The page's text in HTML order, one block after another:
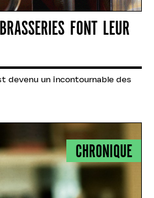
FONT LEUR
devenu un incontournable des
CHRONIQUE